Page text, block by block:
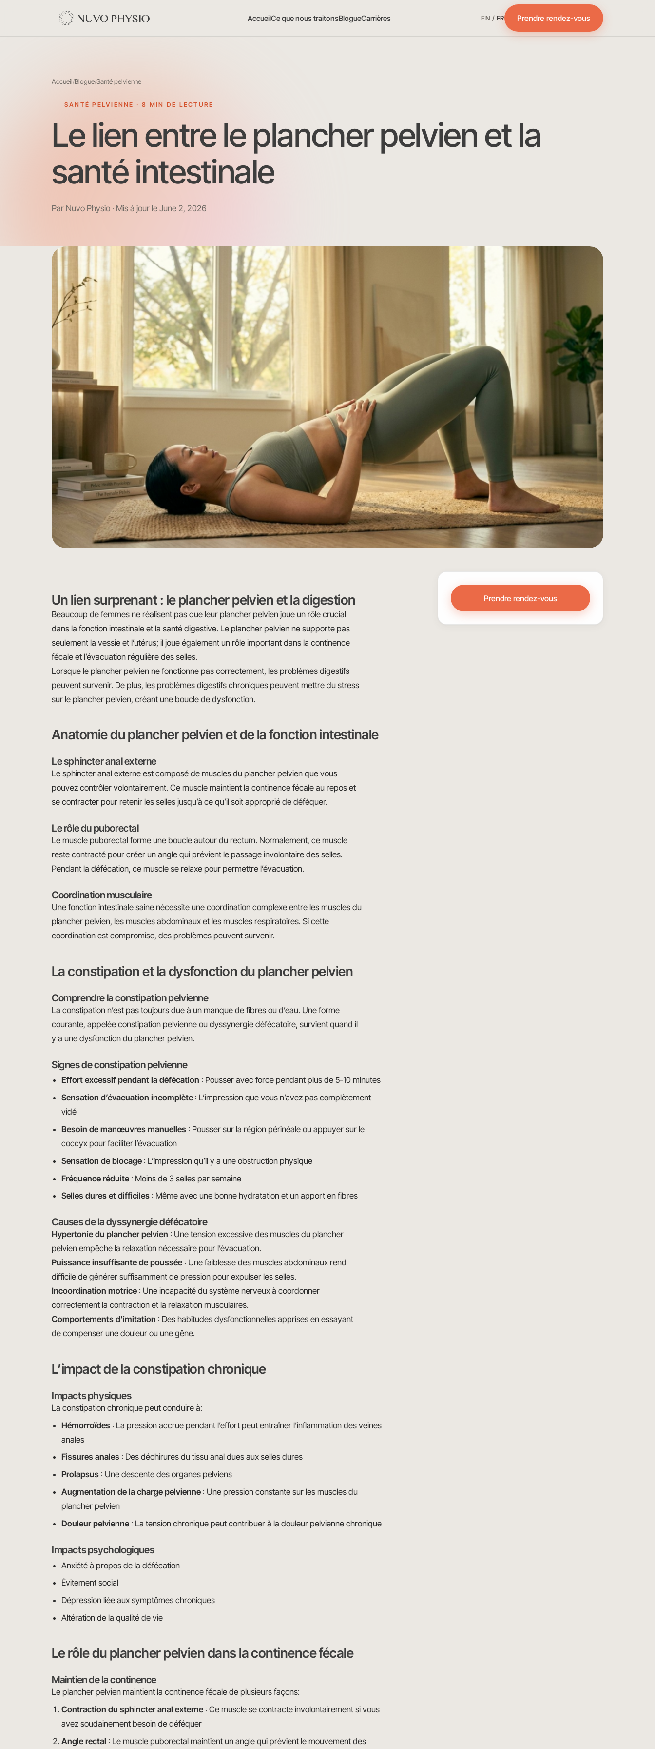
AccueilCe que nous traitonsBlogueCarrières EN / FR Prendre rendez-vous
Accueil/Blogue/Santé pelvienne
SANTÉ PELVIENNE · 8 MIN DE LECTURE
Le lien entre le plancher pelvien et la
santé intestinale
Par Nuvo Physio · Mis à jour le June 2, 2026
Un lien surprenant : le plancher pelvien et la digestion
Beaucoup de femmes ne réalisent pas que leur plancher pelvien joue un rôle crucial
dans la fonction intestinale et la santé digestive. Le plancher pelvien ne supporte pas
seulement la vessie et l’utérus; il joue également un rôle important dans la continence
fécale et l’évacuation régulière des selles.
Lorsque le plancher pelvien ne fonctionne pas correctement, les problèmes digestifs
peuvent survenir. De plus, les problèmes digestifs chroniques peuvent mettre du stress
sur le plancher pelvien, créant une boucle de dysfonction.
Anatomie du plancher pelvien et de la fonction intestinale
Le sphincter anal externe
Le sphincter anal externe est composé de muscles du plancher pelvien que vous
pouvez contrôler volontairement. Ce muscle maintient la continence fécale au repos et
se contracter pour retenir les selles jusqu’à ce qu’il soit approprié de déféquer.
Le rôle du puborectal
Le muscle puborectal forme une boucle autour du rectum. Normalement, ce muscle
reste contracté pour créer un angle qui prévient le passage involontaire des selles.
Pendant la défécation, ce muscle se relaxe pour permettre l’évacuation.
Coordination musculaire
Une fonction intestinale saine nécessite une coordination complexe entre les muscles du
plancher pelvien, les muscles abdominaux et les muscles respiratoires. Si cette
coordination est compromise, des problèmes peuvent survenir.
La constipation et la dysfonction du plancher pelvien
Comprendre la constipation pelvienne
La constipation n’est pas toujours due à un manque de fibres ou d’eau. Une forme
courante, appelée constipation pelvienne ou dyssynergie défécatoire, survient quand il
y a une dysfonction du plancher pelvien.
Signes de constipation pelvienne
Effort excessif pendant la défécation : Pousser avec force pendant plus de 5-10 minutes
Sensation d’évacuation incomplète : L’impression que vous n’avez pas complètement
vidé
Besoin de manœuvres manuelles : Pousser sur la région périnéale ou appuyer sur le
coccyx pour faciliter l’évacuation
Sensation de blocage : L’impression qu’il y a une obstruction physique
Fréquence réduite : Moins de 3 selles par semaine
Selles dures et difficiles : Même avec une bonne hydratation et un apport en fibres
Causes de la dyssynergie défécatoire
Hypertonie du plancher pelvien : Une tension excessive des muscles du plancher
pelvien empêche la relaxation nécessaire pour l’évacuation.
Puissance insuffisante de poussée : Une faiblesse des muscles abdominaux rend
difficile de générer suffisamment de pression pour expulser les selles.
Incoordination motrice : Une incapacité du système nerveux à coordonner
correctement la contraction et la relaxation musculaires.
Comportements d’imitation : Des habitudes dysfonctionnelles apprises en essayant
de compenser une douleur ou une gêne.
L’impact de la constipation chronique
Impacts physiques
La constipation chronique peut conduire à:
Hémorroïdes : La pression accrue pendant l’effort peut entraîner l’inflammation des veines
anales
Fissures anales : Des déchirures du tissu anal dues aux selles dures
Prolapsus : Une descente des organes pelviens
Augmentation de la charge pelvienne : Une pression constante sur les muscles du
plancher pelvien
Douleur pelvienne : La tension chronique peut contribuer à la douleur pelvienne chronique
Impacts psychologiques
Anxiété à propos de la défécation
Évitement social
Dépression liée aux symptômes chroniques
Altération de la qualité de vie
Le rôle du plancher pelvien dans la continence fécale
Maintien de la continence
Le plancher pelvien maintient la continence fécale de plusieurs façons:
Contraction du sphincter anal externe : Ce muscle se contracte involontairement si vous
avez soudainement besoin de déféquer
Angle rectal : Le muscle puborectal maintient un angle qui prévient le mouvement des
Prendre rendez-vous